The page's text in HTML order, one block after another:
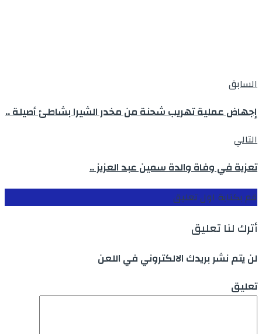
السابق
إجهاض عملية تهريب شحنة من مخدر الشيرا بشاطئ أصيلة ..
التالي
تعزية في وفاة والدة سمين عبد العزيز ..
قم بكتابة اول تعليق
أترك لنا تعليق
لن يتم نشر بريدك الالكتروني في اللعن
تعليق